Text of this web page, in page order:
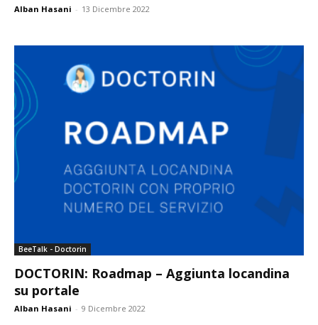
Alban Hasani - 13 Dicembre 2022
BeeTalk - Doctorin
DOCTORIN: Roadmap – Aggiunta locandina
su portale
Alban Hasani - 9 Dicembre 2022